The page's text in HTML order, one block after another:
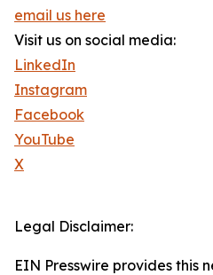
email us here
Visit us on social media:
LinkedIn
Instagram
Facebook
YouTube
X
Legal Disclaimer:
EIN Presswire provides this